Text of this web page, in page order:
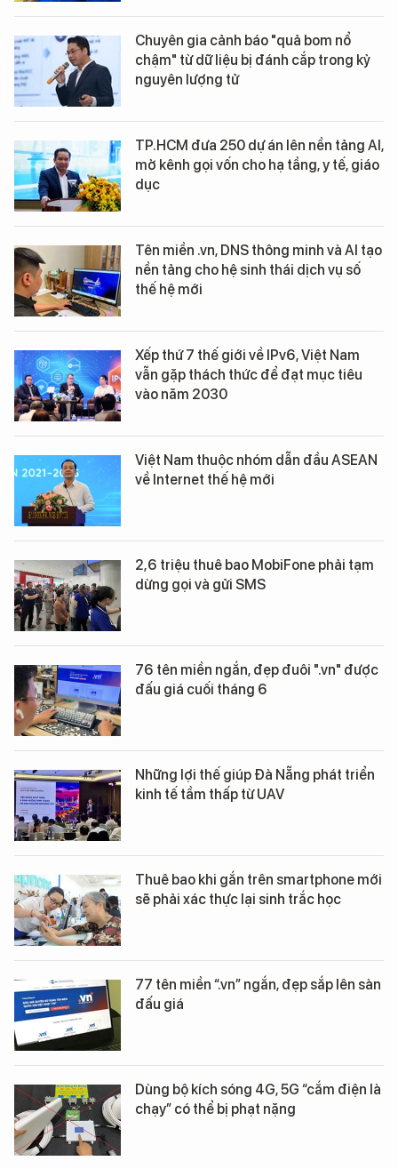
Chuyên gia cảnh báo "quả bom nổ
chậm" từ dữ liệu bị đánh cắp trong kỷ
nguyên lượng tử
TP.HCM đưa 250 dự án lên nền tảng AI,
mở kênh gọi vốn cho hạ tầng, y tế, giáo
dục
Tên miền .vn, DNS thông minh và AI tạo
nền tảng cho hệ sinh thái dịch vụ số
thế hệ mới
Xếp thứ 7 thế giới về IPv6, Việt Nam
vẫn gặp thách thức để đạt mục tiêu
vào năm 2030
Việt Nam thuộc nhóm dẫn đầu ASEAN
về Internet thế hệ mới
2,6 triệu thuê bao MobiFone phải tạm
dừng gọi và gửi SMS
76 tên miền ngắn, đẹp đuôi ".vn" được
đấu giá cuối tháng 6
Những lợi thế giúp Đà Nẵng phát triển
kinh tế tầm thấp từ UAV
Thuê bao khi gắn trên smartphone mới
sẽ phải xác thực lại sinh trắc học
77 tên miền “.vn” ngắn, đẹp sắp lên sàn
đấu giá
Dùng bộ kích sóng 4G, 5G “cắm điện là
chạy” có thể bị phạt nặng